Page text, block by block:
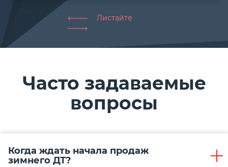
Листайте
Часто задаваемые
вопросы
Когда ждать начала продаж
зимнего ДТ?